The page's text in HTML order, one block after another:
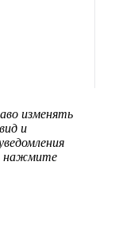
изменять
и
нажмите